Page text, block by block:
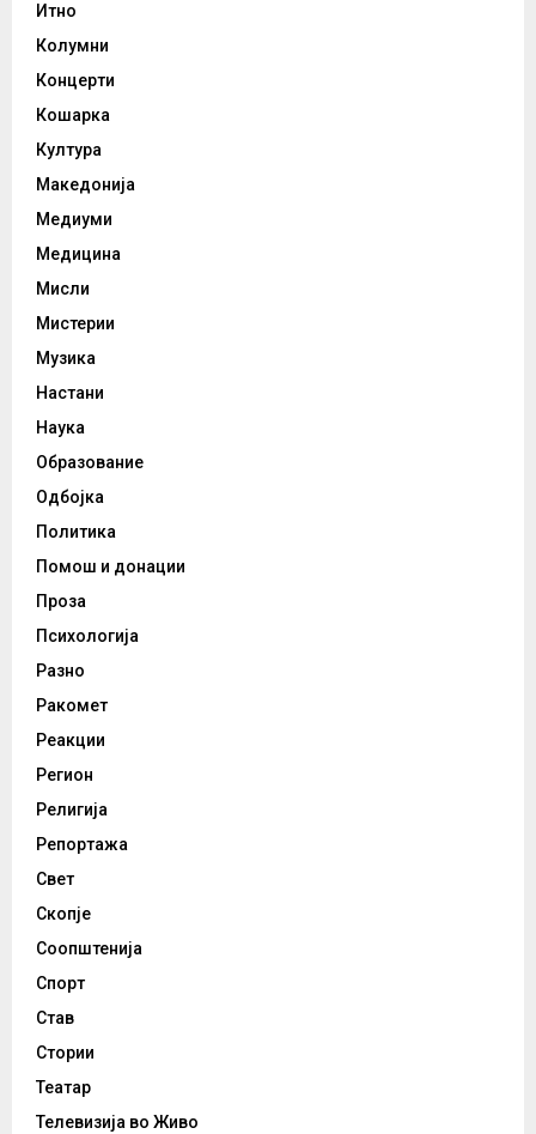
Итно
Колумни
Концерти
Кошарка
Култура
Македонија
Медиуми
Медицина
Мисли
Мистерии
Музика
Настани
Наука
Образование
Одбојка
Политика
Помош и донации
Проза
Психологија
Разно
Ракомет
Реакции
Регион
Религија
Репортажа
Свет
Скопје
Соопштенија
Спорт
Став
Стории
Театар
Телевизија во Живо